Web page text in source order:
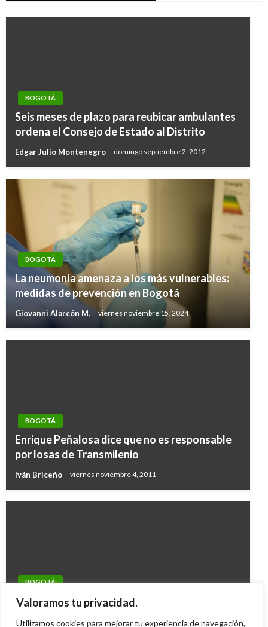
Valoramos tu privacidad.
Utilizamos cookies para mejorar tu experiencia de navegación,
BOGOTÁ
Seis meses de plazo para reubicar ambulantes
ordena el Consejo de Estado al Distrito
Edgar Julio Montenegro domingo septiembre 2, 2012
BOGOTÁ
La neumonía amenaza a los más vulnerables:
medidas de prevención en Bogotá
Giovanni Alarcón M. viernes noviembre 15, 2024
BOGOTÁ
Enrique Peñalosa dice que no es responsable
por losas de Transmilenio
Iván Briceño viernes noviembre 4, 2011
BOGOTÁ
Concierto gratis de la Orquesta Filarmónica